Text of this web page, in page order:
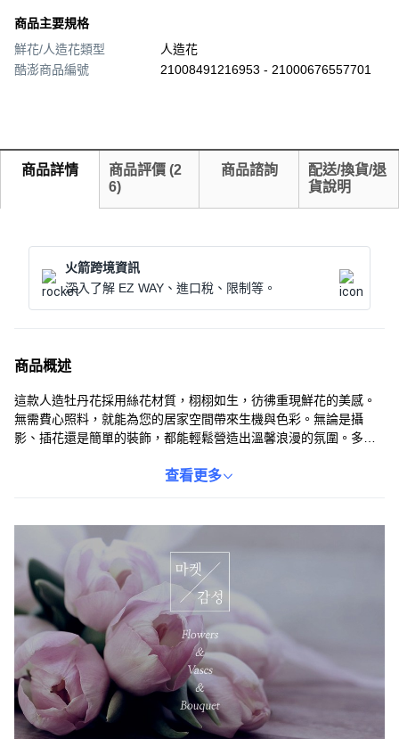
商品主要規格
鮮花/人造花類型
人造花
酷澎商品編號
21008491216953 - 21000676557701
商品詳情 商品評價 (2
6)
商品諮詢
配送/換貨/退
貨說明
火箭跨境資訊
深入了解 EZ WAY、進口稅、限制等。
商品概述
這款人造牡丹花採用絲花材質，栩栩如生，彷彿重現鮮花的美感。
無需費心照料，就能為您的居家空間帶來生機與色彩。無論是攝
影、插花還是簡單的裝飾，都能輕鬆營造出溫馨浪漫的氛圍。多種
讓這束美麗的牡丹花，為您的生活空間注入藝術氣息。
查看更多